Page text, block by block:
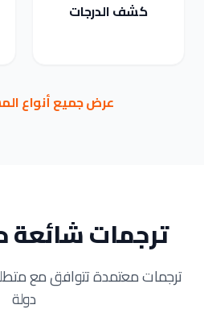
كشف الدرجات
عرض جميع أنواع
ترجمات
ترجمات معتمدة تتوافق مع
دولة